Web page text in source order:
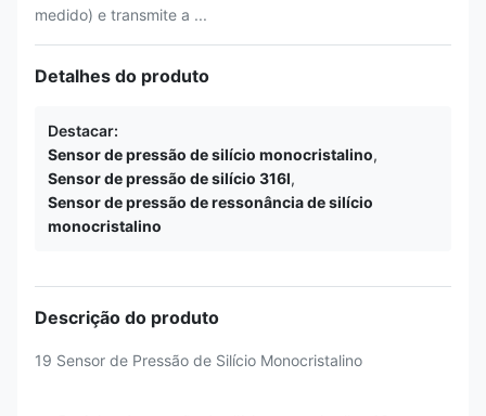
medido) e transmite a ...
Detalhes do produto
Destacar:
Sensor de pressão de silício monocristalino,
Sensor de pressão de silício 316l,
Sensor de pressão de ressonância de silício
monocristalino
Descrição do produto
19 Sensor de Pressão de Silício Monocristalino